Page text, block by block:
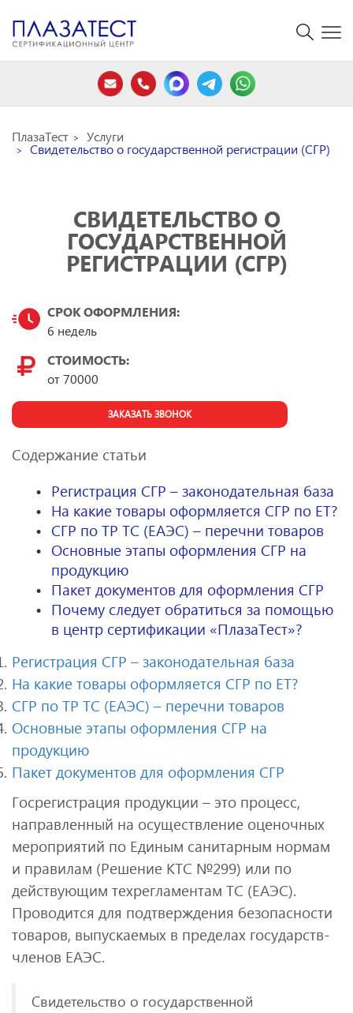
ПлазаТест Услуги
Свидетельство о государственной регистрации (СГР)
СВИДЕТЕЛЬСТВО О
ГОСУДАРСТВЕННОЙ
РЕГИСТРАЦИИ (СГР)
СРОК ОФОРМЛЕНИЯ:
6 недель
СТОИМОСТЬ:
от70000
ЗАКАЗАТЬ ЗВОНОК
Содержание статьи
Регистрация СГР – законодательная база
На какие товары оформляется СГР по ЕТ?
СГР по ТР ТС (ЕАЭС) – перечни товаров
Основные этапы оформления СГР на
продукцию
Пакет документов для оформления СГР
Почему следует обратиться за помощью
в центр сертификации «ПлазаТест»?
Регистрация СГР – законодательная база
На какие товары оформляется СГР по ЕТ?
СГР по ТР ТС (ЕАЭС) – перечни товаров
Основные этапы оформления СГР на
продукцию
Пакет документов для оформления СГР
Госрегистрация продукции – это процесс,
направленный на осуществление оценочных
мероприятий по Единым санитарным нормам
и правилам (Решение КТС №299) или по
действующим техрегламентам ТС (ЕАЭС).
Проводится для подтверждения безопасности
товаров, выпускаемых в пределах государств-
членов ЕАЭС.
Свидетельство о государственной